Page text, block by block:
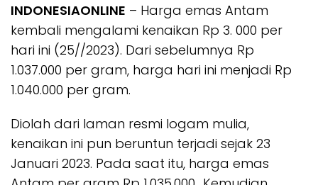
INDONESIAONLINE – Harga emas Antam
kembali mengalami kenaikan Rp 3. 000 per
hari ini (25//2023). Dari sebelumnya Rp
1.037.000 per gram, harga hari ini menjadi Rp
1.040.000 per gram.
Diolah dari laman resmi logam mulia,
kenaikan ini pun beruntun terjadi sejak 23
Januari 2023. Pada saat itu, harga emas